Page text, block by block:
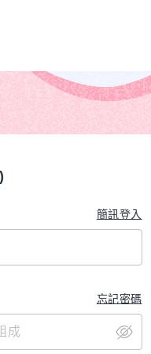
簡訊登入
忘記密碼